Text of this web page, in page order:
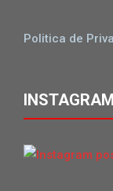
Politica de
INSTAGRAM